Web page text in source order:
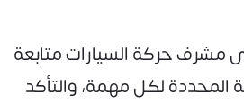
مشرف حركة السيارات متابعة
المحددة لكل مهمة، والتأكد